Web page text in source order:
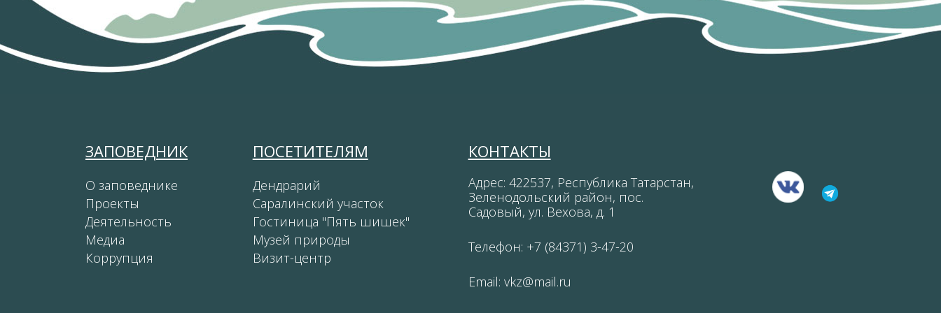
ЗАПОВЕДНИК
О заповеднике
Проекты
Деятельность
Медиа
Коррупция
ПОСЕТИТЕЛЯМ
Дендрарий
Саралинский участок
Гостиница "Пять шишек"
Музей природы
Визит-центр
КОНТАКТЫ
Адрес: 422537, Республика Татарстан,
Зеленодольский район, пос.
Садовый, ул. Вехова, д. 1
Телефон: +7 (84371) 3-47-20
Email: vkz@mail.ru